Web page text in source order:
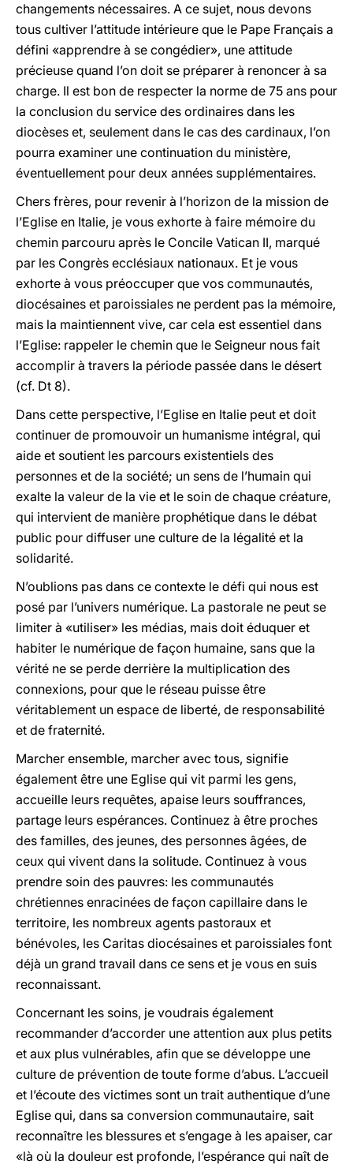
changements nécessaires. A ce sujet, nous devons
tous cultiver l’attitude intérieure que le Pape Français a
défini «apprendre à se congédier», une attitude
précieuse quand l’on doit se préparer à renoncer à sa
charge. Il est bon de respecter la norme de 75 ans pour
la conclusion du service des ordinaires dans les
diocèses et, seulement dans le cas des cardinaux, l’on
pourra examiner une continuation du ministère,
éventuellement pour deux années supplémentaires.
Chers frères, pour revenir à l’horizon de la mission de
l’Eglise en Italie, je vous exhorte à faire mémoire du
chemin parcouru après le Concile Vatican II, marqué
par les Congrès ecclésiaux nationaux. Et je vous
exhorte à vous préoccuper que vos communautés,
diocésaines et paroissiales ne perdent pas la mémoire,
mais la maintiennent vive, car cela est essentiel dans
l’Eglise: rappeler le chemin que le Seigneur nous fait
accomplir à travers la période passée dans le désert
(cf. Dt 8).
Dans cette perspective, l’Eglise en Italie peut et doit
continuer de promouvoir un humanisme intégral, qui
aide et soutient les parcours existentiels des
personnes et de la société; un sens de l’humain qui
exalte la valeur de la vie et le soin de chaque créature,
qui intervient de manière prophétique dans le débat
public pour diffuser une culture de la légalité et la
solidarité.
N’oublions pas dans ce contexte le défi qui nous est
posé par l’univers numérique. La pastorale ne peut se
limiter à «utiliser» les médias, mais doit éduquer et
habiter le numérique de façon humaine, sans que la
vérité ne se perde derrière la multiplication des
connexions, pour que le réseau puisse être
véritablement un espace de liberté, de responsabilité
et de fraternité.
Marcher ensemble, marcher avec tous, signifie
également être une Eglise qui vit parmi les gens,
accueille leurs requêtes, apaise leurs souffrances,
partage leurs espérances. Continuez à être proches
des familles, des jeunes, des personnes âgées, de
ceux qui vivent dans la solitude. Continuez à vous
prendre soin des pauvres: les communautés
chrétiennes enracinées de façon capillaire dans le
territoire, les nombreux agents pastoraux et
bénévoles, les Caritas diocésaines et paroissiales font
déjà un grand travail dans ce sens et je vous en suis
reconnaissant.
Concernant les soins, je voudrais également
recommander d’accorder une attention aux plus petits
et aux plus vulnérables, afin que se développe une
culture de prévention de toute forme d’abus. L’accueil
et l’écoute des victimes sont un trait authentique d’une
Eglise qui, dans sa conversion communautaire, sait
reconnaître les blessures et s’engage à les apaiser, car
«là où la douleur est profonde, l’espérance qui naît de